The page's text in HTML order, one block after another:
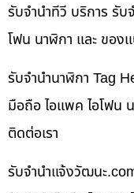
รับจำนำทีวี บริการ รับ
โฟน นาฬิกา และ ของ
รับจำนำนาฬิกา Tag
มือถือ ไอแพค ไอโฟน
ติดต่อเรา
รับจํานําแจ้งวัฒนะ